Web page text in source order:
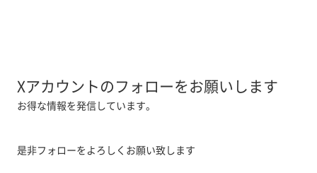
Xアカウントのフォローをお願いします
お得な情報を発信しています。
是非フォローをよろしくお願い致します